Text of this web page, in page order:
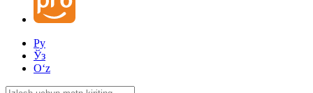
Ру
Ўз
Oʻz